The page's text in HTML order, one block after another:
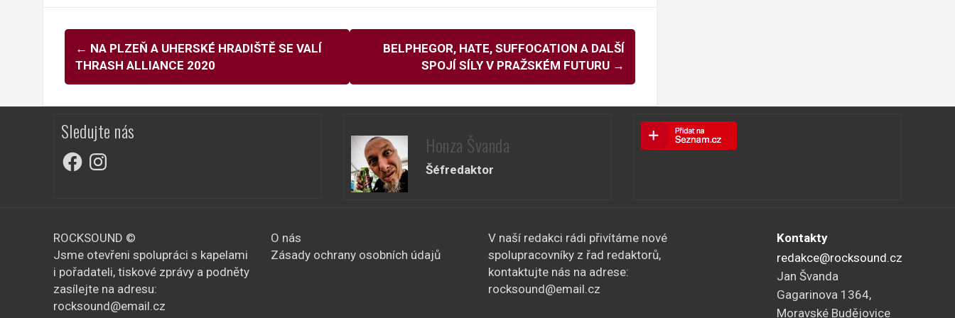
Navigace
pro
příspěvky
← NA PLZEŇ A UHERSKÉ HRADIŠTĚ SE VALÍ
THRASH ALLIANCE 2020
BELPHEGOR, HATE, SUFFOCATION A DALŠÍ
SPOJÍ SÍLY V PRAŽSKÉM FUTURU →
Sledujte nás
FacebookInstagram Honza Švanda
Šéfredaktor
ROCKSOUND ©
Jsme otevřeni spolupráci s kapelami
i pořadateli, tiskové zprávy a podněty
zasílejte na adresu:
rocksound@email.cz
O nás
Zásady ochrany osobních údajů
V naší redakci rádi přivítáme nové
spolupracovníky z řad redaktorů,
kontaktujte nás na adrese:
rocksound@email.cz
Kontakty
redakce@rocksound.cz
Jan Švanda
Gagarinova 1364,
Moravské Budějovice